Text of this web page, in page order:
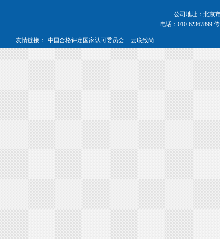
公司地址：北京
电话：010-62367899
友情链接： 中国合格评定国家认可委员会 云联致尚